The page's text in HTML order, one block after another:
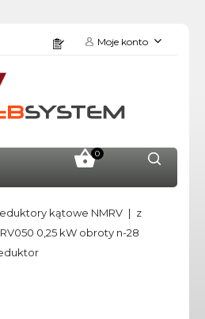
Moje konto
0
kątowe NMRV
z
0,25 kW obroty n-28